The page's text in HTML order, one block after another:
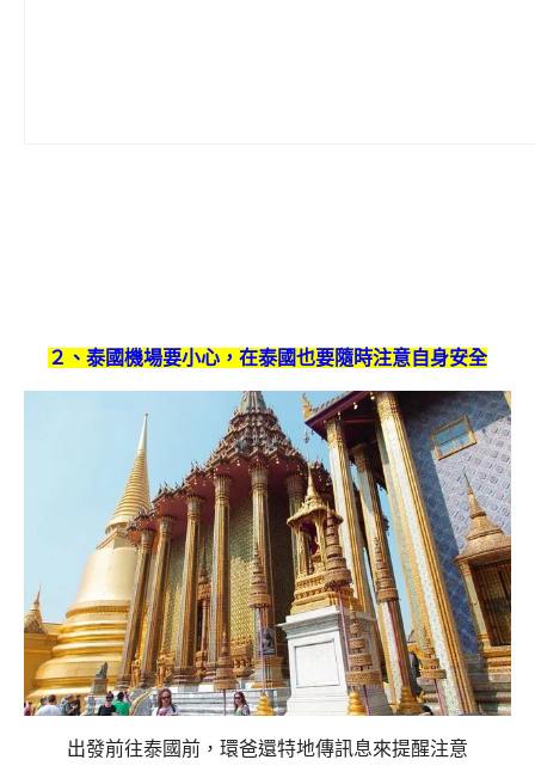
２、泰國機場要小心，在泰國也要隨時注意自身安全
出發前往泰國前，環爸還特地傳訊息來提醒注意